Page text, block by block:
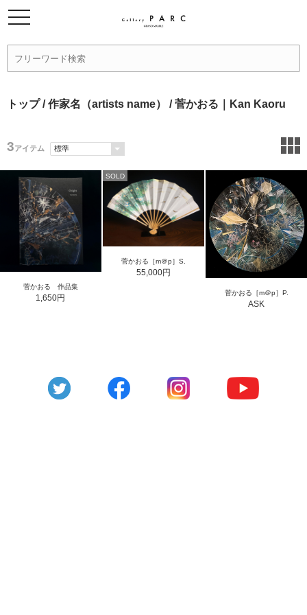
トップ/作家名（artists name） / 菅かおる｜Kan Kaoru
3アイテム
菅かおる 作品集
1,650円
SOLD
菅かおる［m＠p］S.
55,000円
菅かおる［m＠p］P.
ASK